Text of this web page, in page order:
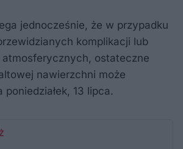
jednocześnie, że w przypadku
komplikacji lub
atmosferycznych, ostateczne
nawierzchni może
13 lipca.